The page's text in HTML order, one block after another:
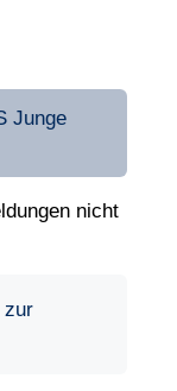
Junge
nicht
zur